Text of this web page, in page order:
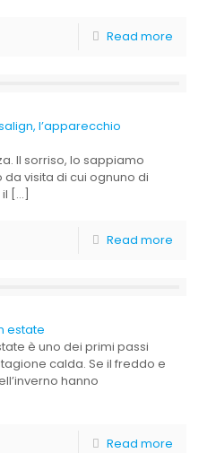
Read more
l’apparecchio
Il sorriso, lo sappiamo
visita di cui ognuno di
[…]
Read more
estate
è uno dei primi passi
calda. Se il freddo e
hanno
Read more